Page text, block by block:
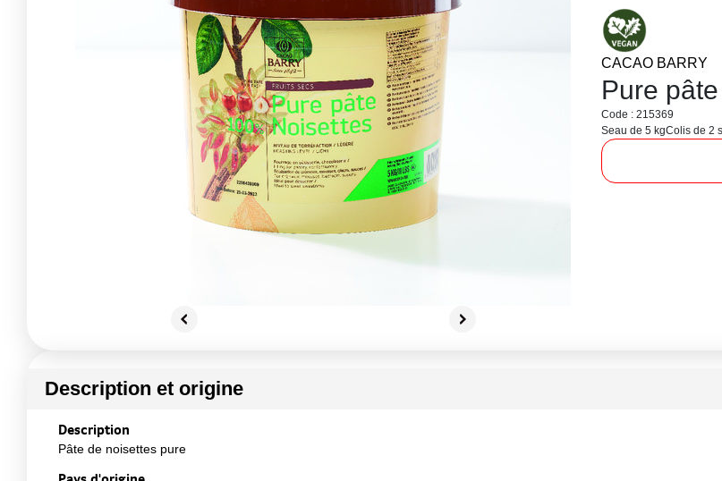
CACAO BARRY
Pure
Code : 215369
Seau de 5 kgColis de 2
Description et origine
Description
Pâte de noisettes pure